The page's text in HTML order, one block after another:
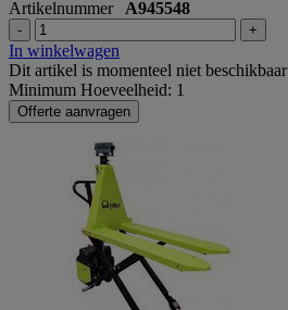
Artikelnummer A945548
- +
In winkelwagen
Dit artikel is momenteel niet beschikbaar
Minimum Hoeveelheid: 1
Offerte aanvragen